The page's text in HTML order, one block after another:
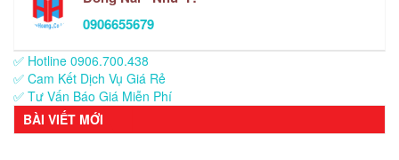
0906655679
✅ Hotline 0906.700.438
✅ Cam Kết Dịch Vụ Giá Rẻ
✅ Tư Vấn Báo Giá Miễn Phí
BÀI VIẾT MỚI